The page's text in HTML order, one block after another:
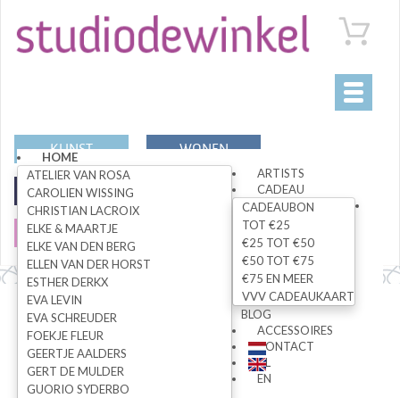
Toggle
HOME
ARTISTS
ATELIER VAN ROSA
CAROLIEN WISSING
CHRISTIAN LACROIX
ELKE & MAARTJE
ELKE VAN DEN BERG
ELLEN VAN DER HORST
ESTHER DERKX
EVA LEVIN
EVA SCHREUDER
FOEKJE FLEUR
GEERTJE AALDERS
GERT DE MULDER
GUORIO SYDERBO
CADEAU
CADEAUBON
TOT €25
€25 TOT €50
€50 TOT €75
€75 EN MEER
VVV CADEAUKAART
BLOG
ACCESSOIRES
CONTACT
NL
EN
KUNST WONEN
MODE
SALE
ZOEK